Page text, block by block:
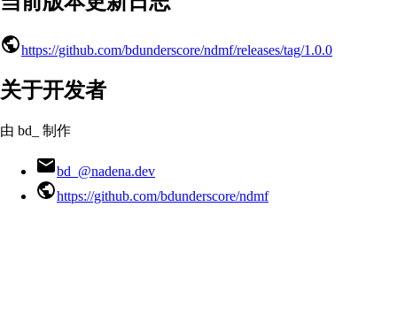
https://github.com/bdunderscore/ndmf/releases/tag/1.0.0
关于开发者
由 bd_ 制作
bd_@nadena.dev
https://github.com/bdunderscore/ndmf